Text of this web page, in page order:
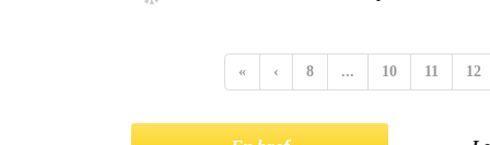
« ‹ 8 ... 10 11 12